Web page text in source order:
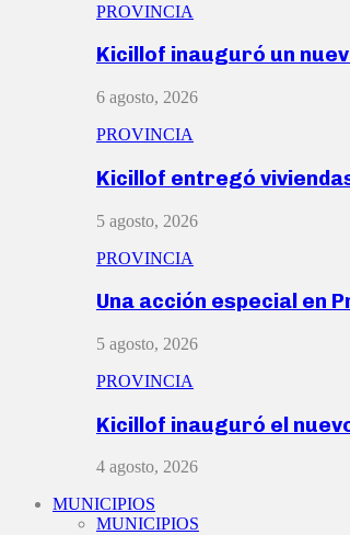
PROVINCIA
Kicillof inauguró un
6 agosto, 2026
PROVINCIA
Kicillof entregó
5 agosto, 2026
PROVINCIA
Una acción especial en
5 agosto, 2026
PROVINCIA
Kicillof inauguró el
4 agosto, 2026
MUNICIPIOS
MUNICIPIOS